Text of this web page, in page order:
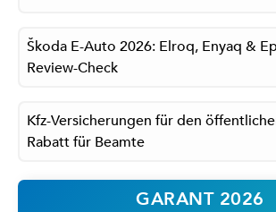
Škoda E-Auto 2026: Elroq, Enyaq &
Review-Check
Kfz-Versicherungen für den
Rabatt für Beamte
GARANT 2026